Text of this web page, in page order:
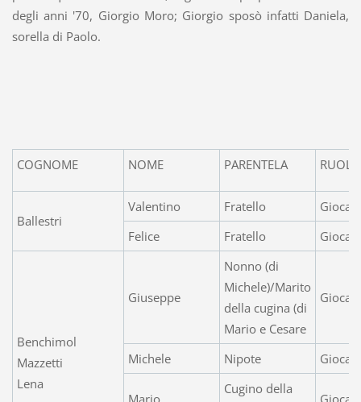
degli anni '70, Giorgio Moro; Giorgio sposò infatti Daniela,
sorella di Paolo.
COGNOME NOME PARENTELA RUOLO
Ballestri
Valentino Fratello
Felice
Fratello
Benchimol
Mazzetti
Lena
Giuseppe
Nonno (di
Michele)/Marito
della cugina (di
Mario e Cesare
Michele Nipote
Cugino della